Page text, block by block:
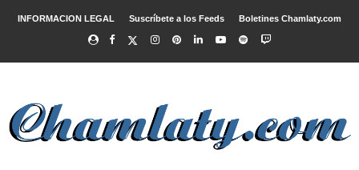
INFORMACION LEGAL Suscríbete a los Feeds Boletines Chamlaty.com